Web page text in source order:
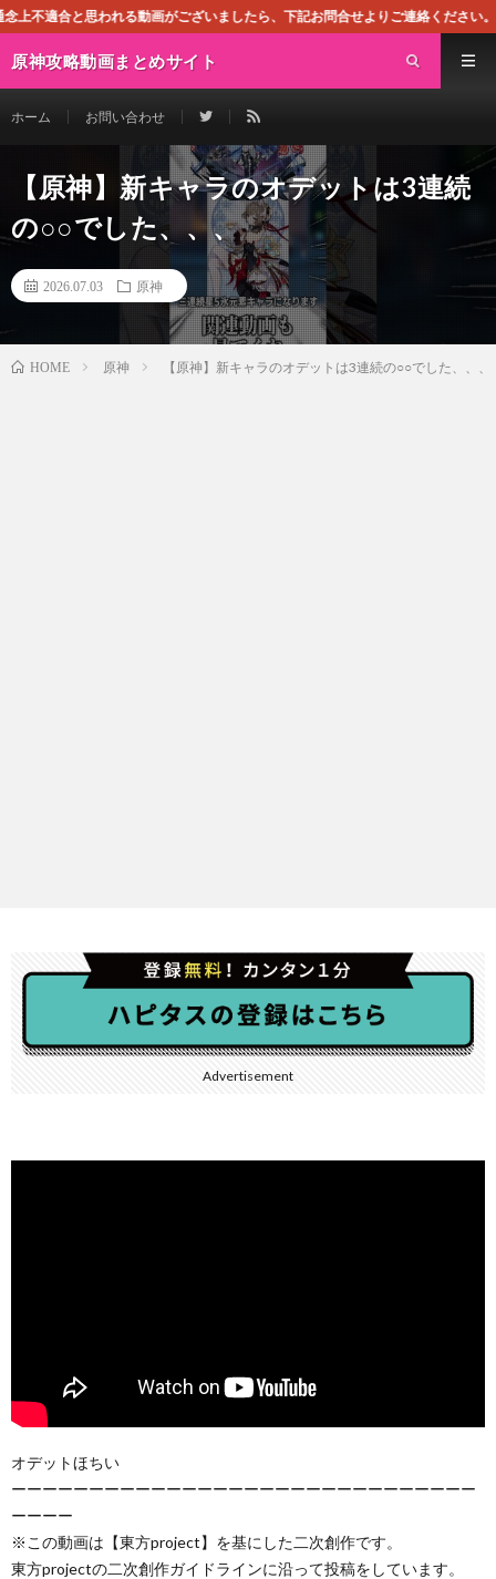
動画がございましたら、下記お問合せよりご連絡ください。即刻対処させて
原神攻略動画まとめサイト
ホーム お問い合わせ
【原神】新キャラのオデットは3連続
の○○でした、、、
2026.07.03 原神
HOME 原神 【原神】新キャラのオデットは3連続の○○でした、、、
Advertisement
オデットほちい
ーーーーーーーーーーーーーーーーーーーーーーーーーーーーーー
ーーーー
※この動画は【東方project】を基にした二次創作です。
東方projectの二次創作ガイドラインに沿って投稿をしています。